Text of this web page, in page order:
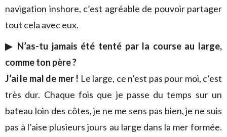
navigation inshore, c’est agréable de pouvoir partager
tout cela avec eux.
▶ N’as-tu jamais été tenté par la course au large,
comme ton père ?
J’ai le mal de mer ! Le large, ce n’est pas pour moi, c’est
très dur. Chaque fois que je passe du temps sur un
bateau loin des côtes, je ne me sens pas bien, je ne suis
pas à l’aise plusieurs jours au large dans la mer formée.